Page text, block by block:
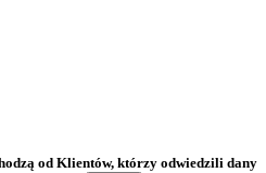
od Klientów, którzy odwiedzili dany